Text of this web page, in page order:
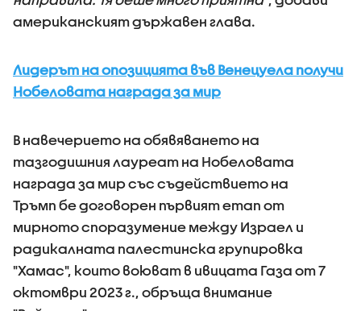
американският държавен глава.
Лидерът на опозицията във Венецуела получи
Нобеловата награда за мир
В навечерието на обявяването на
тазгодишния лауреат на Нобеловата
награда за мир със съдействието на
Тръмп бе договорен първият етап от
мирното споразумение между Израел и
радикалната палестинска групировка
"Хамас", които воюват в ивицата Газа от 7
октомври 2023 г., обръща внимание